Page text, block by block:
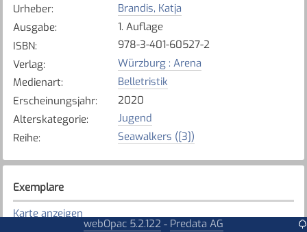
Urheber:
Brandis, Katja
Ausgabe:
1. Auflage
ISBN:
978-3-401-60527-2
Verlag:
Würzburg : Arena
Medienart:
Belletristik
Erscheinungsjahr:
2020
Alterskategorie:
Jugend
Reihe: Seawalkers ([3])
Exemplare
Karte anzeigen
webOpac 5.2.122 - Predata AG